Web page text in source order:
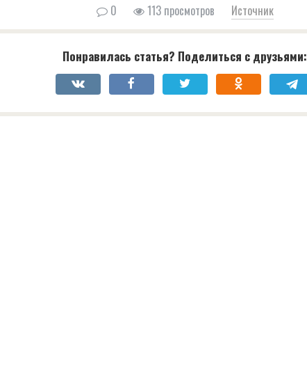
0 113 просмотров Источник
Понравилась статья? Поделиться с друзьями: